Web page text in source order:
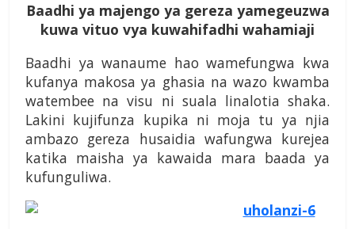
Baadhi ya majengo ya gereza yamegeuzwa
kuwa vituo vya kuwahifadhi wahamiaji
Baadhi ya wanaume hao wamefungwa kwa
kufanya makosa ya ghasia na wazo kwamba
watembee na visu ni suala linalotia shaka.
Lakini kujifunza kupika ni moja tu ya njia
ambazo gereza husaidia wafungwa kurejea
katika maisha ya kawaida mara baada ya
kufunguliwa.